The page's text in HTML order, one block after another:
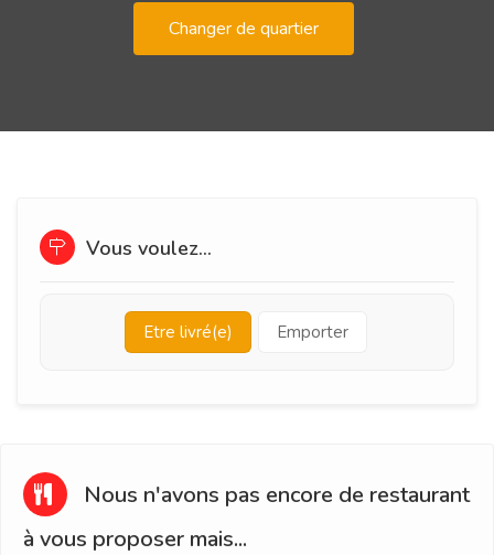
Changer de quartier
Vous voulez...
Etre livré(e) Emporter
Nous n'avons pas encore de restaurant
à vous proposer mais...